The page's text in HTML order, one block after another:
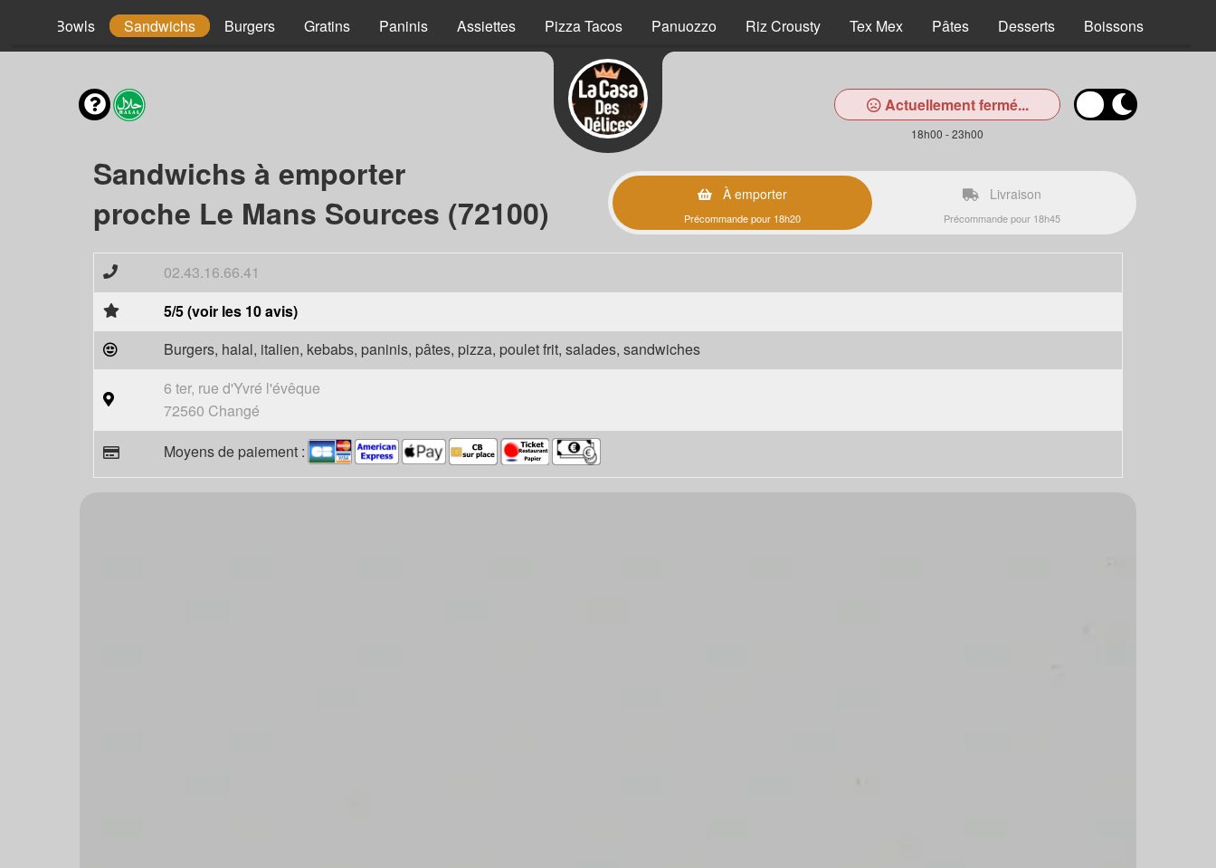
Bowls Sandwichs Burgers Gratins Paninis Assiettes Pizza Tacos Panuozzo Riz Crousty Tex Mex Pâtes Desserts Boissons
Actuellement fermé...
18h00 - 23h00
Sandwichs à emporter
proche Le Mans Sources (72100)
À emporter
Précommande pour 18h20
Livraison
Précommande pour 18h45
02.43.16.66.41
5/5 (voir les 10 avis)
Burgers, halal, italien, kebabs, paninis, pâtes, pizza, poulet frit, salades, sandwiches
6 ter, rue d'Yvré l'évêque
72560 Changé
Moyens de paiement :